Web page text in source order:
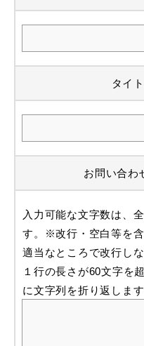
タイ
お問い合わ
入力可能な文字数は、
す。※改行・空白等を含
適当なところで改行し
１行の長さが60文字を
に文字列を折り返します